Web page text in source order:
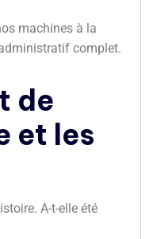
machines à la
complet.
de
et les
A-t-elle été